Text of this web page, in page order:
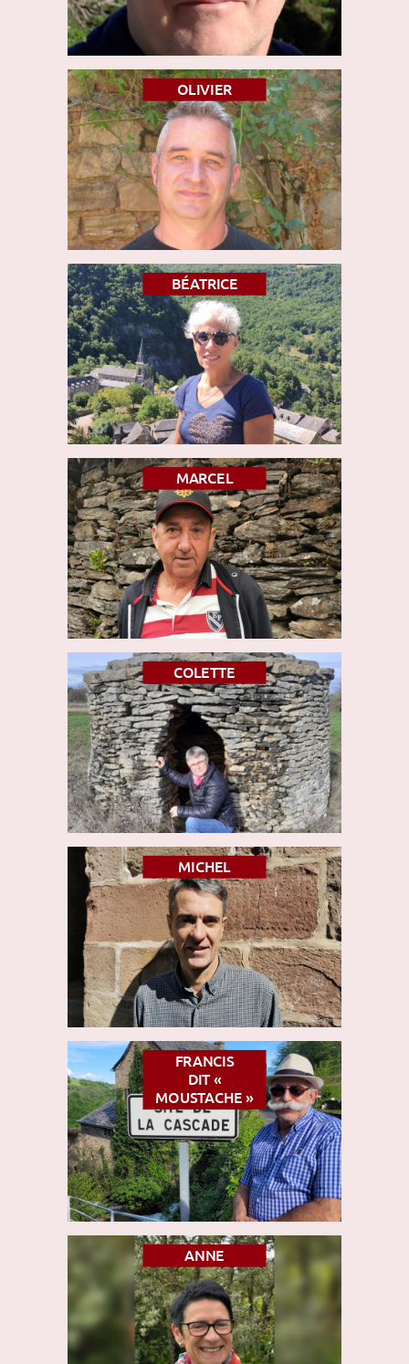
OLIVIER
BÉATRICE
MARCEL
COLETTE
MICHEL
FRANCIS
DIT «
MOUSTACHE »
ANNE